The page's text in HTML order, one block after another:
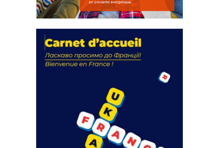
actions
18 septembre 2023
FEUILLETER